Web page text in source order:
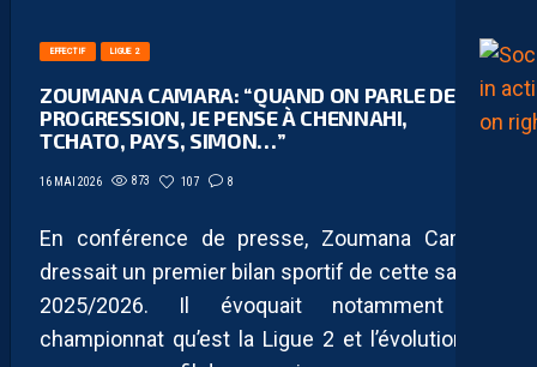
EFFECTIF LIGUE 2
ZOUMANA CAMARA: “QUAND ON PARLE DE
PROGRESSION, JE PENSE À CHENNAHI,
TCHATO, PAYS, SIMON…”
16 MAI 2026 873 107 8
En conférence de presse, Zoumana Camara
dressait un premier bilan sportif de cette saison
2025/2026. Il évoquait notamment ce
championnat qu’est la Ligue 2 et l’évolution de